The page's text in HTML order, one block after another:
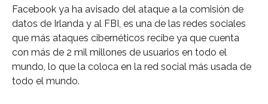
Facebook ya ha avisado del ataque a la comisión de
datos de Irlanda y al FBI, es una de las redes sociales
que más ataques cibernéticos recibe ya que cuenta
con más de 2 mil millones de usuarios en todo el
mundo, lo que la coloca en la red social más usada de
todo el mundo.